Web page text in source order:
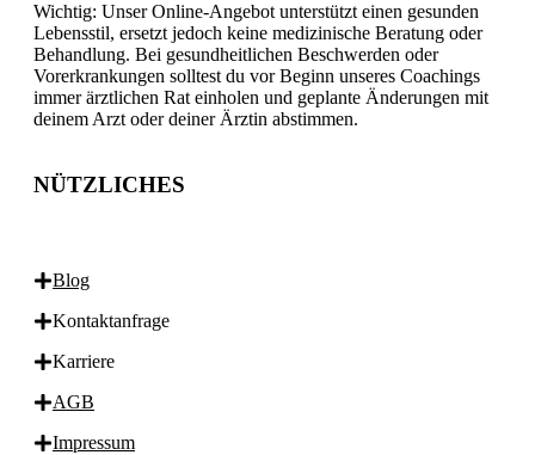
Wichtig: Unser Online-Angebot unterstützt einen gesunden
Lebensstil, ersetzt jedoch keine medizinische Beratung oder
Behandlung. Bei gesundheitlichen Beschwerden oder
Vorerkrankungen solltest du vor Beginn unseres Coachings
immer ärztlichen Rat einholen und geplante Änderungen mit
deinem Arzt oder deiner Ärztin abstimmen.
NÜTZLICHES
Blog
Kontaktanfrage
Karriere
AGB
Impressum